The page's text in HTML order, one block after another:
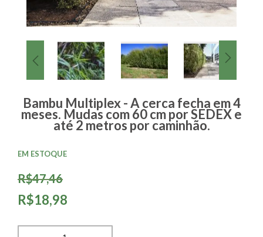
Bambu Multiplex - A cerca fecha em 4
meses. Mudas com 60 cm por SEDEX e
até 2 metros por caminhão.
R$47,46
R$18,98
EM ESTOQUE